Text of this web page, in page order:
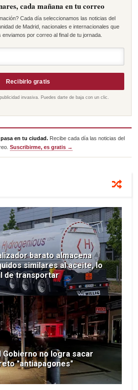
cada mañana en tu correo
Cada día seleccionamos las noticias del
de Madrid, nacionales e internacionales que
por correo al final de tu jornada.
Recibirlo gratis
invasiva. Puedes darte de baja con un clic.
en tu ciudad. Recibe cada día las noticias del
Suscribirme, es gratis →
barato almacena
similares al aceite, lo
de transportar
Gobierno no logra sacar
"antiapagones"